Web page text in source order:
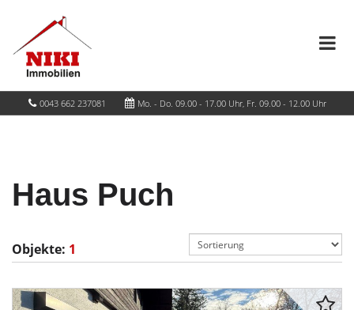
0043 662 237081 Mo. - Do. 09.00 - 17.00 Uhr, Fr. 09.00 - 12.00 Uhr
Haus Puch
Objekte: 1